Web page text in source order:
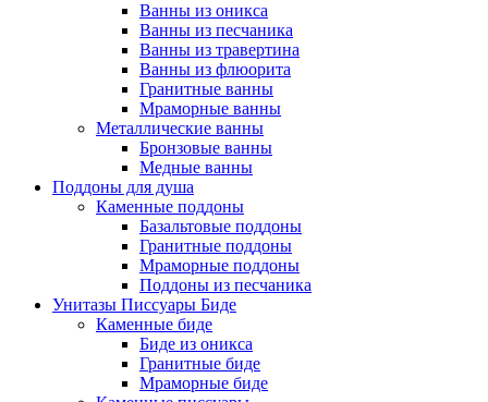
Ванны из оникса
Ванны из песчаника
Ванны из травертина
Ванны из флюорита
Гранитные ванны
Мраморные ванны
Металлические ванны
Бронзовые ванны
Медные ванны
Поддоны для душа
Каменные поддоны
Базальтовые поддоны
Гранитные поддоны
Мраморные поддоны
Поддоны из песчаника
Унитазы Писсуары Биде
Каменные биде
Биде из оникса
Гранитные биде
Мраморные биде